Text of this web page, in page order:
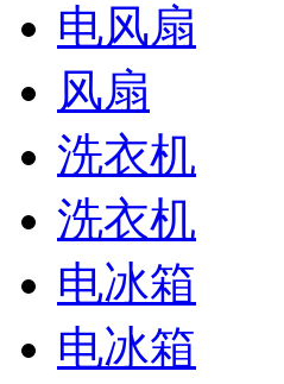
电风扇
风扇
洗衣机
洗衣机
电冰箱
电冰箱